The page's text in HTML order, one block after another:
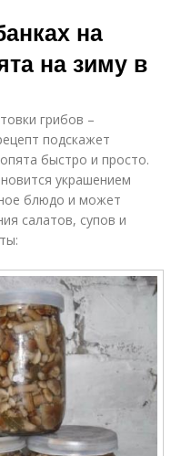
на
на зиму в
грибов –
подскажет
быстро и просто.
украшением
блюдо и может
салатов, супов и